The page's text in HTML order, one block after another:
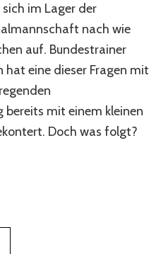
im Lager der
nach wie
auf. Bundestrainer
hat eine dieser Fragen mit
bereits mit einem kleinen
Doch was folgt?